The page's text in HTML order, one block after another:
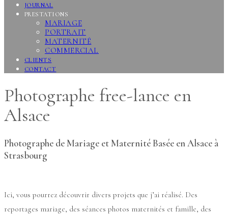
JOURNAL
PRESTATIONS
MARIAGE
PORTRAIT
MATERNITÉ
COMMERCIAL
CLIENTS
CONTACT
Photographe free-lance en
Alsace
Photographe de Mariage et Maternité Basée en Alsace à
Strasbourg
Ici, vous pourrez découvrir divers projets que j’ai réalisé. Des
reportages mariage, des séances photos maternités et famille, des